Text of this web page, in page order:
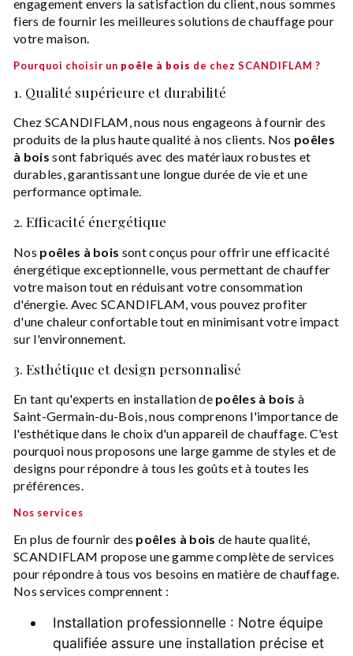
engagement envers la satisfaction du client, nous sommes
fiers de fournir les meilleures solutions de chauffage pour
votre maison.
Pourquoi choisir un poêle à bois de chez SCANDIFLAM ?
1. Qualité supérieure et durabilité
Chez SCANDIFLAM, nous nous engageons à fournir des
produits de la plus haute qualité à nos clients. Nos poêles
à bois sont fabriqués avec des matériaux robustes et
durables, garantissant une longue durée de vie et une
performance optimale.
2. Efficacité énergétique
Nos poêles à bois sont conçus pour offrir une efficacité
énergétique exceptionnelle, vous permettant de chauffer
votre maison tout en réduisant votre consommation
d'énergie. Avec SCANDIFLAM, vous pouvez profiter
d'une chaleur confortable tout en minimisant votre impact
sur l'environnement.
3. Esthétique et design personnalisé
En tant qu'experts en installation de poêles à bois à
Saint-Germain-du-Bois, nous comprenons l'importance de
l'esthétique dans le choix d'un appareil de chauffage. C'est
pourquoi nous proposons une large gamme de styles et de
designs pour répondre à tous les goûts et à toutes les
préférences.
Nos services
En plus de fournir des poêles à bois de haute qualité,
SCANDIFLAM propose une gamme complète de services
pour répondre à tous vos besoins en matière de chauffage.
Nos services comprennent :
Installation professionnelle : Notre équipe
qualifiée assure une installation précise et